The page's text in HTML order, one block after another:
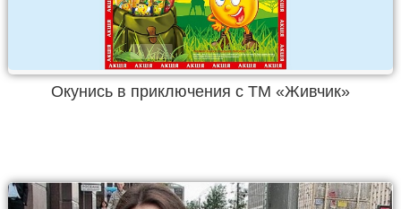
Окунись в приключения с ТМ «Живчик»